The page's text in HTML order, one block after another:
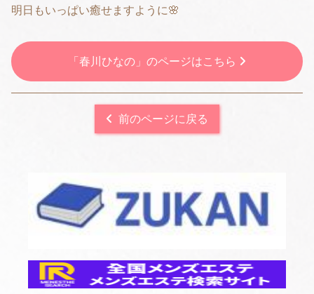
明日もいっぱい癒せますように🌸
「春川ひなの」のページはこちら
前のページに戻る